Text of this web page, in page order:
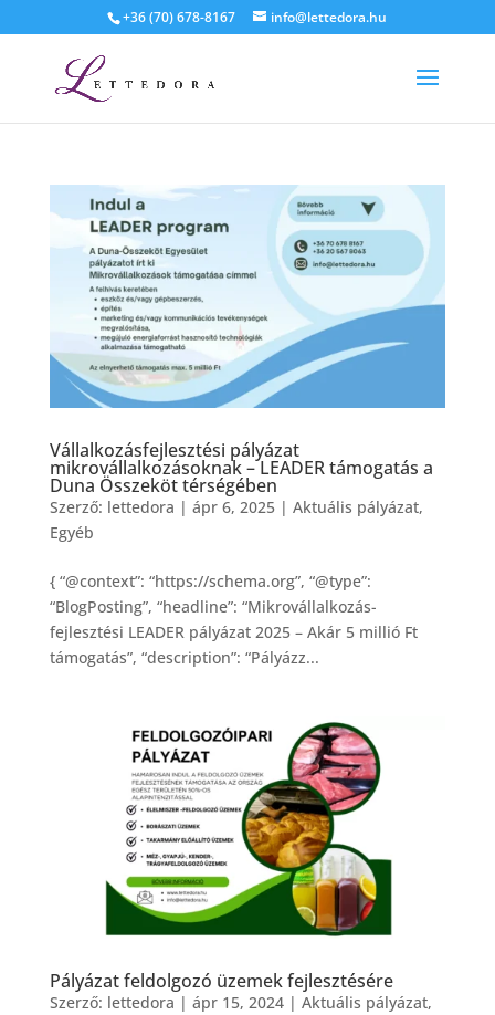
+36 (70) 678-8167 info@lettedora.hu
Vállalkozásfejlesztési pályázat
mikrovállalkozásoknak – LEADER támogatás a
Duna Összeköt térségében
Szerző: lettedora | ápr 6, 2025| Aktuális pályázat,
Egyéb
{ “@context”: “https://schema.org”, “@type”:
“BlogPosting”, “headline”: “Mikrovállalkozás-
fejlesztési LEADER pályázat 2025 – Akár 5 millió Ft
támogatás”, “description”: “Pályázz...
Pályázat feldolgozó üzemek fejlesztésére
Szerző: lettedora | ápr 15, 2024| Aktuális pályázat,